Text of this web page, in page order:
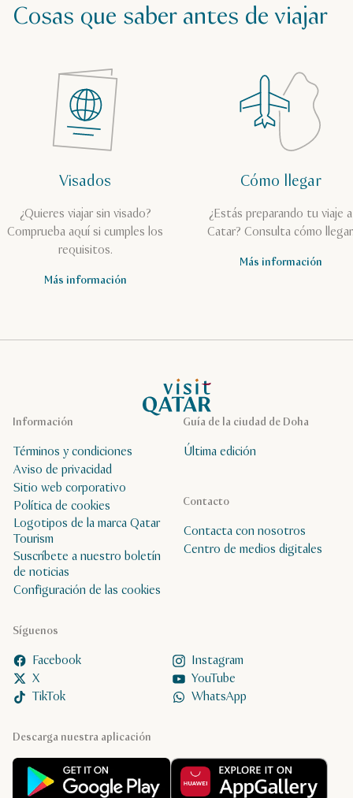
Cosas que saber antes de viajar
Visados
¿Quieres viajar sin visado?
Comprueba aquí si cumples los
requisitos.
Más información
Cómo llegar
¿Estás preparando tu viaje a
Catar? Consulta cómo
Más información
Página de inicio de Visit Qatar
Descarga nuestra aplicación
Guía de la ciudad de Doha
Última edición
Síguenos
Facebook
Instagram
X
YouTube
TikTok
WhatsApp
Contacto
Contacta con nosotros
Centro de medios digitales
Información
Términos y condiciones
Aviso de privacidad
Sitio web corporativo
Política de cookies
Logotipos de la marca Qatar
Tourism
Suscríbete a nuestro boletín
de noticias
Configuración de las cookies